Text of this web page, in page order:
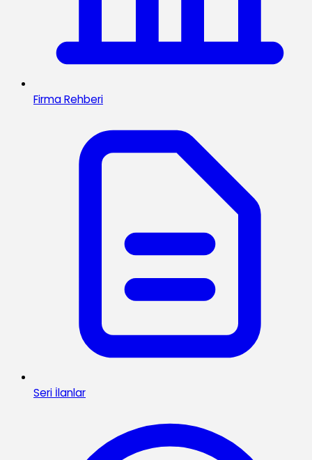
Firma Rehberi
Seri İlanlar